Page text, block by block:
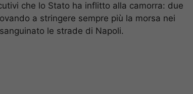
che lo Stato ha inflitto alla camorra: due
a stringere sempre più la morsa nei
le strade di Napoli.